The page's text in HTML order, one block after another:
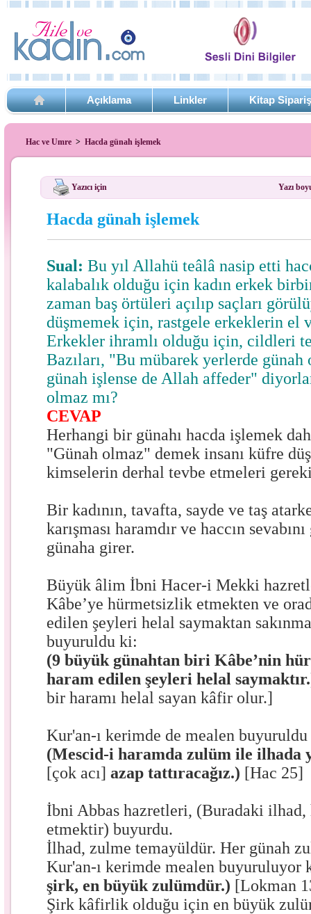
Açıklama Linkler Kitap
Hac ve Umre > Hacda günah işlemek
Yazıcı için Yazı
Hacda günah işlemek
Sual:Bu yıl Allahü teâlâ nasip etti
kalabalık olduğu için kadın erkek
zaman baş örtüleri açılıp saçları
düşmemek için, rastgele erkeklerin el
Erkekler ihramlı olduğu için, cildleri
Bazıları, "Bu mübarek yerlerde
günah işlense de Allah affeder"
olmaz mı?
CEVAP
Herhangi bir günahı hacda işlemek
"Günah olmaz" demek insanı küfre
kimselerin derhal tevbe etmeleri
Bir kadının, tavafta, sayde ve taş
karışması haramdır ve haccın
günaha girer.
Büyük âlim İbni Hacer-i Mekki
Kâbe’ye hürmetsizlik etmekten ve
edilen şeyleri helal saymaktan
buyuruldu ki:
(9 büyük günahtan biri Kâbe’nin
haram edilen şeyleri helal
bir haramı helal sayan kâfir olur.]
Kur'an-ı kerimde de mealen
(Mescid-i haramda zulüm ile ilhada
[çok acı]azap tattıracağız.) [Hac 25]
İbni Abbas hazretleri, (Buradaki ilhad,
etmektir) buyurdu.
İlhad, zulme temayüldür. Her günah
Kur'an-ı kerimde mealen
şirk, en büyük zulümdür.) [Lokman
Şirk kâfirlik olduğu için en büyük